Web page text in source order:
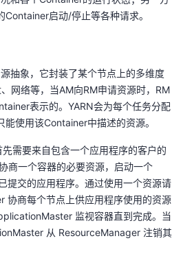
启动/停止等各种请求。
抽象，它封装了某个节点上的多维度
网络等，当AM向RM申请资源时，RM
表示的。YARN会为每个任务分配
使用该Container中描述的资源。
需要来自包含一个应用程序的客户的
商一个容器的必要资源，启动一个
提交的应用程序。通过使用一个资源请
协商每个节点上供应用程序使用的资源
监视容器直到完成。当
从 ResourceManager 注销其